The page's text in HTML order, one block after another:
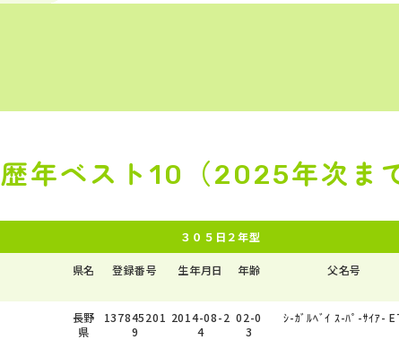
歴年ベスト10（2025年次ま
３０５日２年型
県名 登録番号 生年月日 年齢 父名号
長野
県
137845201
9
2014-08-2
4
02-0
3
ｼ-ｶﾞﾙﾍﾞｲ ｽ-ﾊﾟ-ｻｲｱ-